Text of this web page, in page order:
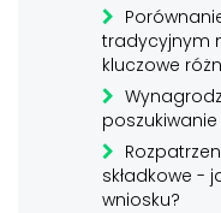
tradycyjnym
kluczowe
składkowe -
wniosku?